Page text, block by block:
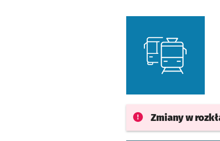
Zmiany w